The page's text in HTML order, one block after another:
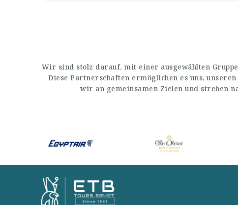
Wir sind stolz darauf, mit einer ausgewählten
Diese Partnerschaften ermöglichen es uns,
wir an gemeinsamen Zielen und streben